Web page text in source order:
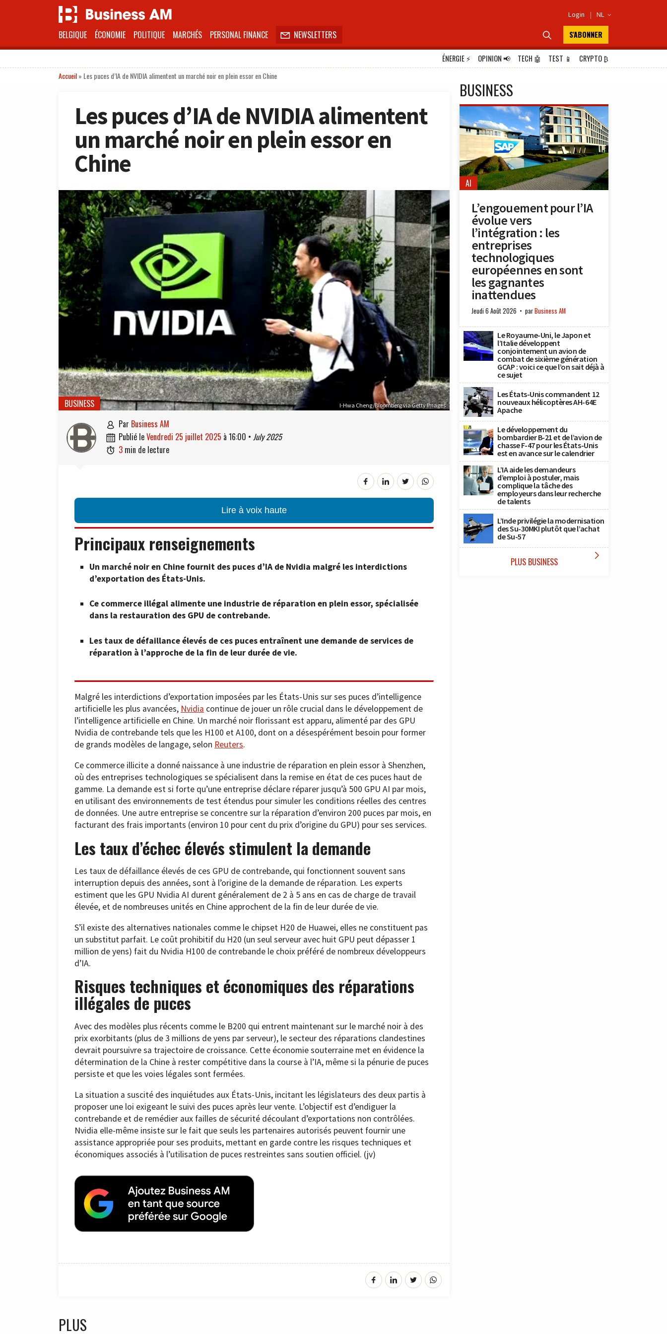
Login | NL 
BELGIQUE ÉCONOMIE POLITIQUE MARCHÉS PERSONAL FINANCE  NEWSLETTERS  S'ABONNER
ÉNERGIE⚡ OPINION📢 TECH 🤖 TEST 📱 CRYPTO₿
Accueil» Les puces d’IA de NVIDIA alimentent un marché noir en plein essor en Chine
Les puces d’IA de NVIDIA alimentent
un marché noir en plein essor en
Chine
I-Hwa Cheng/Bloomberg via Getty Images
BUSINESS
 par Business AM
 publié le vendredi 25 juillet 2025 à 16:00 • July 2025
 3 min de lecture
Lire à voix haute
Principaux renseignements
Un marché noir en Chine fournit des puces d’IA de Nvidia malgré les interdictions
d’exportation des États-Unis.
Ce commerce illégal alimente une industrie de réparation en plein essor, spécialisée
dans la restauration des GPU de contrebande.
Les taux de défaillance élevés de ces puces entraînent une demande de services de
réparation à l’approche de la fin de leur durée de vie.
Malgré les interdictions d’exportation imposées par les États-Unis sur ses puces d’intelligence
artificielle les plus avancées, Nvidia continue de jouer un rôle crucial dans le développement de
l’intelligence artificielle en Chine. Un marché noir florissant est apparu, alimenté par des GPU
Nvidia de contrebande tels que les H100 et A100, dont on a désespérément besoin pour former
de grands modèles de langage, selon Reuters.
Ce commerce illicite a donné naissance à une industrie de réparation en plein essor à Shenzhen,
où des entreprises technologiques se spécialisent dans la remise en état de ces puces haut de
gamme. La demande est si forte qu’une entreprise déclare réparer jusqu’à 500 GPU AI par mois,
en utilisant des environnements de test étendus pour simuler les conditions réelles des centres
de données. Une autre entreprise se concentre sur la réparation d’environ 200 puces par mois, en
facturant des frais importants (environ 10 pour cent du prix d’origine du GPU) pour ses services.
Les taux d’échec élevés stimulent la demande
Les taux de défaillance élevés de ces GPU de contrebande, qui fonctionnent souvent sans
interruption depuis des années, sont à l’origine de la demande de réparation. Les experts
estiment que les GPU Nvidia AI durent généralement de 2 à 5 ans en cas de charge de travail
élevée, et de nombreuses unités en Chine approchent de la fin de leur durée de vie.
S’il existe des alternatives nationales comme le chipset H20 de Huawei, elles ne constituent pas
un substitut parfait. Le coût prohibitif du H20 (un seul serveur avec huit GPU peut dépasser 1
million de yens) fait du Nvidia H100 de contrebande le choix préféré de nombreux développeurs
d’IA.
Risques techniques et économiques des réparations
illégales de puces
Avec des modèles plus récents comme le B200 qui entrent maintenant sur le marché noir à des
prix exorbitants (plus de 3 millions de yens par serveur), le secteur des réparations clandestines
devrait poursuivre sa trajectoire de croissance. Cette économie souterraine met en évidence la
détermination de la Chine à rester compétitive dans la course à l’IA, même si la pénurie de puces
persiste et que les voies légales sont fermées.
La situation a suscité des inquiétudes aux États-Unis, incitant les législateurs des deux partis à
proposer une loi exigeant le suivi des puces après leur vente. L’objectif est d’endiguer la
contrebande et de remédier aux failles de sécurité découlant d’exportations non contrôlées.
Nvidia elle-même insiste sur le fait que seuls les partenaires autorisés peuvent fournir une
assistance appropriée pour ses produits, mettant en garde contre les risques techniques et
économiques associés à l’utilisation de puces restreintes sans soutien officiel. (jv)
PLUS
BUSINESS
AI
L’engouement pour l’IA
évolue vers
l’intégration : les
entreprises
technologiques
européennes en sont
les gagnantes
inattendues
Jeudi 6 Août 2026 parBusiness AM
Le Royaume-Uni, le Japon et
l’Italie développent
conjointement un avion de
combat de sixième génération
GCAP : voici ce que l’on sait déjà à
ce sujet
Les États-Unis commandent 12
nouveaux hélicoptères AH-64E
Apache
Le développement du
bombardier B-21 et de l’avion de
chasse F-47 pour les États-Unis
est en avance sur le calendrier
L’IA aide les demandeurs
d’emploi à postuler, mais
complique la tâche des
employeurs dans leur recherche
de talents
L’Inde privilégie la modernisation
des Su-30MKI plutôt que l’achat
de Su-57
PLUS BUSINESS 